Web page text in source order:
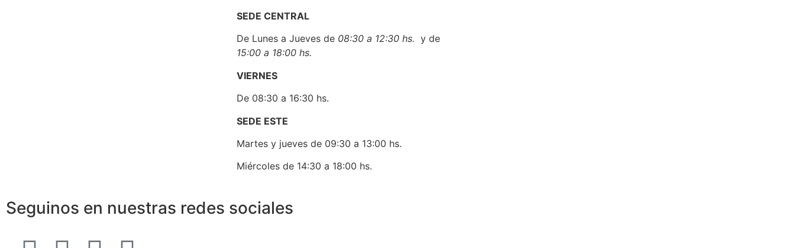
SEDE CENTRAL
De Lunes a Jueves de 08:30 a 12:30 hs. y de
15:00 a 18:00 hs.
VIERNES
De 08:30 a 16:30 hs.
SEDE ESTE
Martes y jueves de 09:30 a 13:00 hs.
Miércoles de 14:30 a 18:00 hs.
Seguinos en nuestras redes sociales